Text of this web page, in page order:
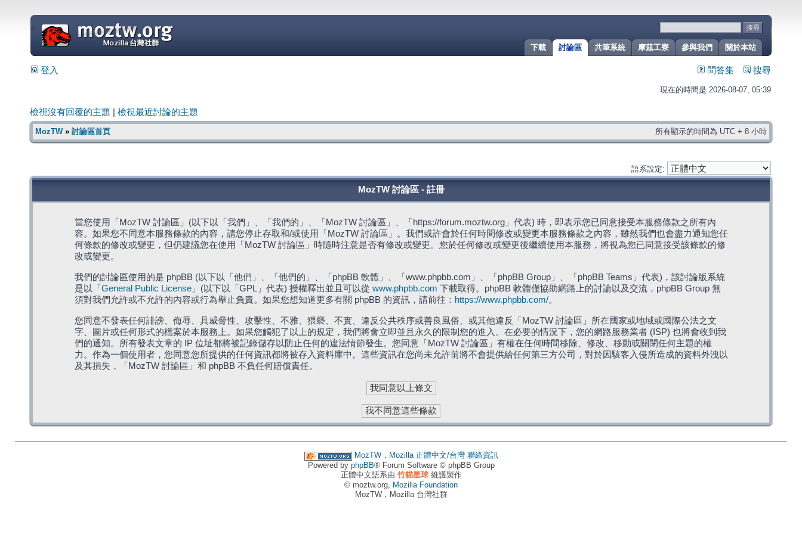
關於本站
參與我們
摩茲工寮
共筆系統
討論區
下載
=
登入 問答集 搜尋
現在的時間是 2026-08-07, 05:39
檢視沒有回覆的主題 檢視最近討論的主題
MozTW» 討論區首頁 所有顯示的時間為 UTC + 8 小時
語系設定:
MozTW 討論區 - 註冊
當您使用「MozTW 討論區」(以下以「我們」、「我們的」、「MozTW 討論區」、「https://forum.moztw.org」代表) 時，即表示您已同意接受本服務條款之所有內
容。如果您不同意本服務條款的內容，請您停止存取和/或使用「MozTW 討論區」。我們或許會於任何時間修改或變更本服務條款之內容，雖然我們也會盡力通知您任
何條款的修改或變更，但仍建議您在使用「MozTW 討論區」時隨時注意是否有修改或變更。您於任何修改或變更後繼續使用本服務，將視為您已同意接受該條款的修
改或變更。
我們的討論區使用的是 phpBB (以下以「他們」、「他們的」、「phpBB 軟體」、「www.phpbb.com」、「phpBB Group」、「phpBB Teams」代表)，該討論版系統
是以「 General Public License」(以下以「GPL」代表) 授權釋出並且可以從 www.phpbb.com 下載取得。phpBB 軟體僅協助網路上的討論以及交流，phpBB Group 無
須對我們允許或不允許的內容或行為舉止負責。如果您想知道更多有關 phpBB 的資訊，請前往： https://www.phpbb.com/。
您同意不發表任何誹謗、侮辱、具威脅性、攻擊性、不雅、猥褻、不實、違反公共秩序或善良風俗、或其他違反「MozTW 討論區」所在國家或地域或國際公法之文
字、圖片或任何形式的檔案於本服務上。如果您觸犯了以上的規定，我們將會立即並且永久的限制您的進入。在必要的情況下，您的網路服務業者 (ISP) 也將會收到我
們的通知。所有發表文章的 IP 位址都將被記錄儲存以防止任何的違法情節發生。您同意「MozTW 討論區」有權在任何時間移除、修改、移動或關閉任何主題的權
力。作為一個使用者，您同意您所提供的任何資訊都將被存入資料庫中。這些資訊在您尚未允許前將不會提供給任何第三方公司，對於因駭客入侵所造成的資料外洩以
及其損失，「MozTW 討論區」和 phpBB 不負任何賠償責任。
MozTW，Mozilla 正體中文/台灣 聯絡資訊
Powered by phpBB® Forum Software © phpBB Group
正體中文語系由 竹貓星球維護製作
© moztw.org, Mozilla Foundation
MozTW，Mozilla 台灣社群